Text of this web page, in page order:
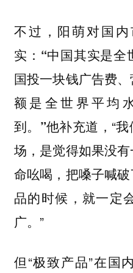
不过，阳萌对国
实： “中国其实是全
国投一块钱广告费
额是全世界平均
到。”他补充道，“
场，是觉得如果没
命吆喝，把嗓子喊
品的时候，就一定
广。”
但“极致产品”在国